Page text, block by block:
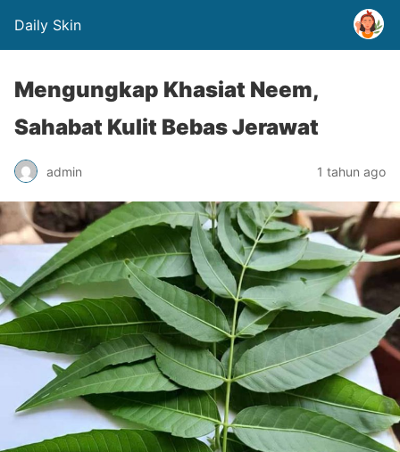
Daily Skin
Mengungkap Khasiat Neem,
Sahabat Kulit Bebas Jerawat
admin 1 tahun ago